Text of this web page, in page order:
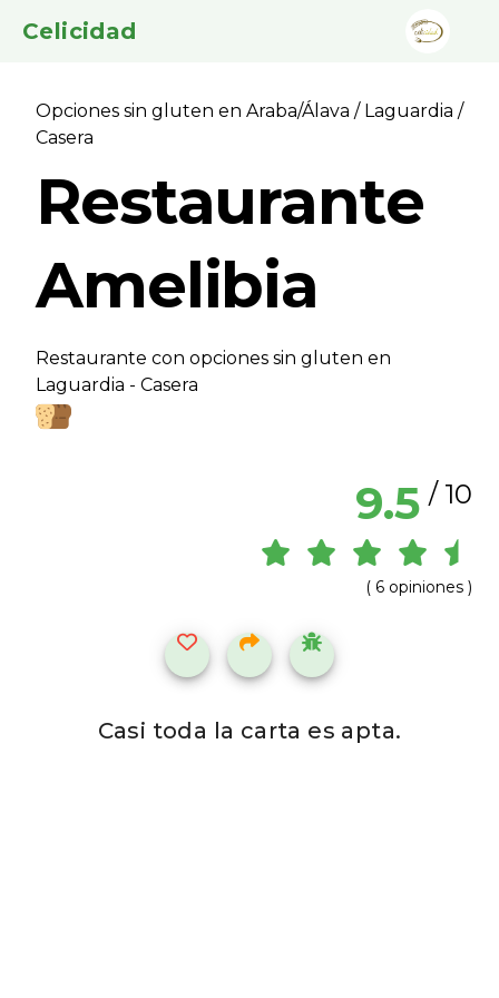
Celicidad
Opciones sin gluten en Araba/Álava / Laguardia /
Casera
Restaurante
Amelibia
Restaurante con opciones sin gluten en
Laguardia - Casera
9.5 / 10
( 6 opiniones )
Casi toda la carta es apta.